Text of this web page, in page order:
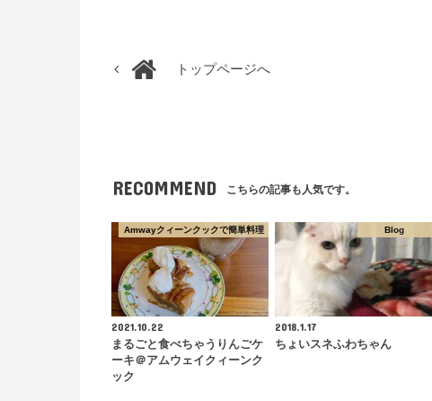
トップページへ
RECOMMEND こちらの記事も人気です。
Amwayクィーンクックで簡単料理
2021.10.22
まるごと食べちゃうりんごケ
ーキ＠アムウェイクィーンク
ック
Blog
2018.1.17
ちょいスネふわちゃん